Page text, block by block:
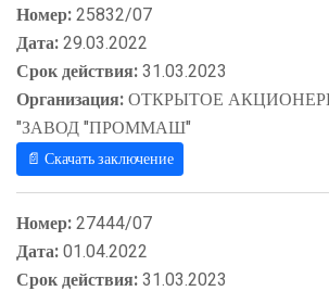
Номер:25832/07
Дата:29.03.2022
Срок действия:31.03.2023
Организация:ОТКРЫТОЕ
"ЗАВОД "ПРОММАШ"
📄 Скачать заключение
Номер:27444/07
Дата:01.04.2022
Срок действия:31.03.2023